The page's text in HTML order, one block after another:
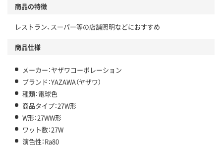
商品の特徴
レストラン、スーパー等の店舗照明などにおすすめ
商品仕様
メーカー：ヤザワコーポレーション
ブランド：YAZAWA（ヤザワ）
種類：電球色
商品タイプ：27W形
W形：27WW形
ワット数：27W
演色性：Ra80